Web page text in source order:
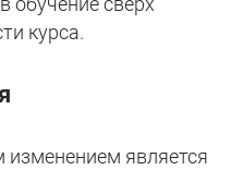
курса.
является